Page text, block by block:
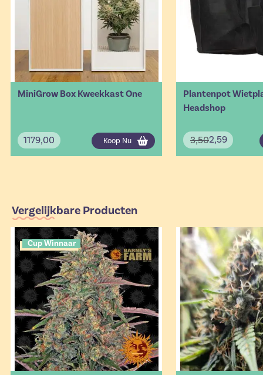
MiniGrow Box Kweekkast One
1179,00 Koop Nu
Plantenpot
Headshop
3,502,59
Vergelijkbare Producten
Cup Winnaar